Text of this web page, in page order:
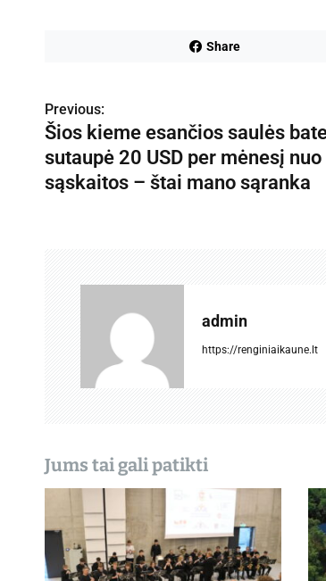
Share
N
a
v
t
a
p
Previous:
Šios kieme esančios saulės
sutaupė 20 USD per mėnesį
sąskaitos – štai mano sąranka
admin
https://renginiaikaune.lt
Jums tai gali patikti